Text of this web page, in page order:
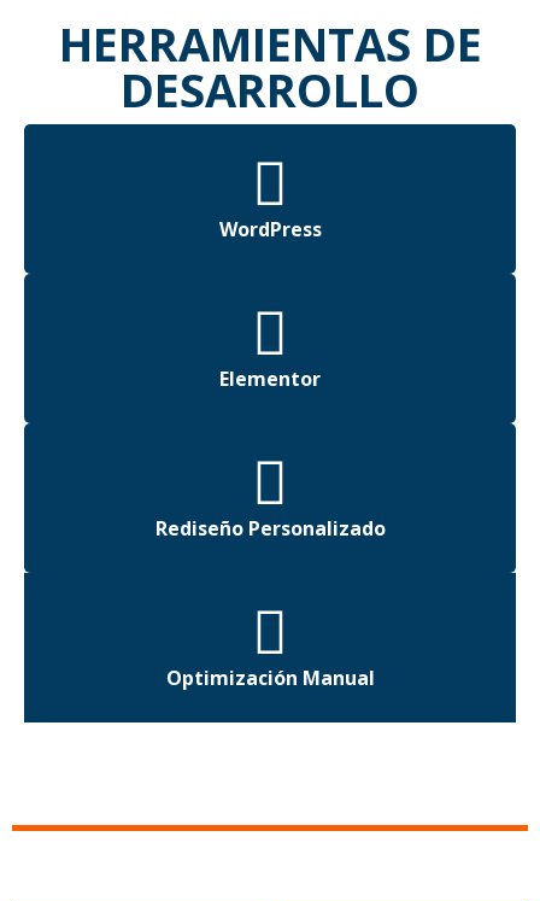
HERRAMIENTAS DE
DESARROLLO
WordPress
Elementor
Rediseño Personalizado
Optimización Manual